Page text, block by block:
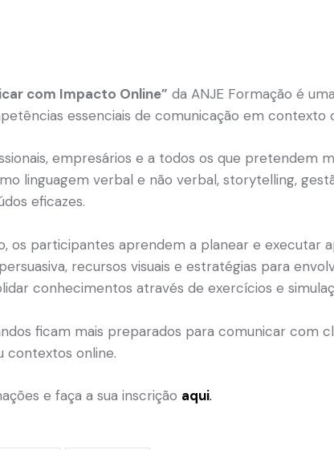
com Impacto Online” da ANJE Formação é
essenciais de comunicação em contexto
empresários e a todos os que pretendem
linguagem verbal e não verbal, storytelling,
eficazes.
os participantes aprendem a planear e executar
recursos visuais e estratégias para
conhecimentos através de exercícios e
ficam mais preparados para comunicar com
contextos online.
e faça a sua inscrição aqui.